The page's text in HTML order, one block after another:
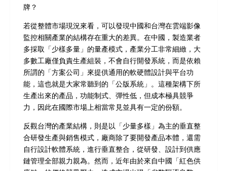
牌？
若從整體市場現況來看，可以發現中國和台灣在雲端影像
監控相關產業的結構存在重大的差異。在中國，製造業者
多採取「少樣多量」的量產模式，產業分工非常細緻，大
多數工廠僅負責生產組裝，不會自行開發系統，而是依賴
所謂的「方案公司」來提供通用的軟硬體設計與平台功
能，這也就是大家常聽到的「公版系統」。這種架構下所
生產出來的產品，功能制式、彈性低，但成本極具競爭
力，因此在國際市場上相當常見並具有一定的份額。
反觀台灣的產業結構，則是以「少量多樣」為主的垂直整
合研發生產與銷售模式，廠商除了要開發產品本體，還需
自行設計軟體系統，進行垂直整合，從研發、設計到供應
鏈管理全部親力親為。然而，近年由於來自中國「紅色供